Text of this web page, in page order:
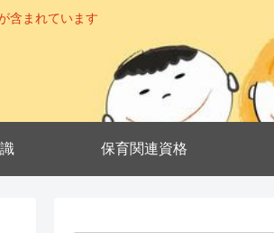
含まれています
保育関連資格